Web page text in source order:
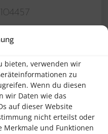
bieten, verwenden wir
zu
Wenn du diesen
wir Daten wie das
auf dieser Website
nicht erteilst oder
Merkmale und Funktionen
104457
Gusseisen,